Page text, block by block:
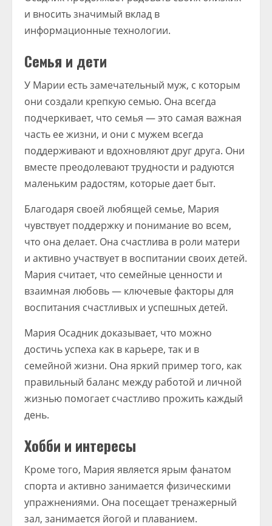
и вносить значимый вклад в
информационные технологии.
Семья и дети
У Марии есть замечательный муж, с которым
они создали крепкую семью. Она всегда
подчеркивает, что семья — это самая важная
часть ее жизни, и они с мужем всегда
поддерживают и вдохновляют друг друга. Они
вместе преодолевают трудности и радуются
маленьким радостям, которые дает быт.
Благодаря своей любящей семье, Мария
чувствует поддержку и понимание во всем,
что она делает. Она счастлива в роли матери
и активно участвует в воспитании своих детей.
Мария считает, что семейные ценности и
взаимная любовь — ключевые факторы для
воспитания счастливых и успешных детей.
Мария Осадник доказывает, что можно
достичь успеха как в карьере, так и в
семейной жизни. Она яркий пример того, как
правильный баланс между работой и личной
жизнью помогает счастливо прожить каждый
день.
Хобби и интересы
Кроме того, Мария является ярым фанатом
спорта и активно занимается физическими
упражнениями. Она посещает тренажерный
зал, занимается йогой и плаванием.